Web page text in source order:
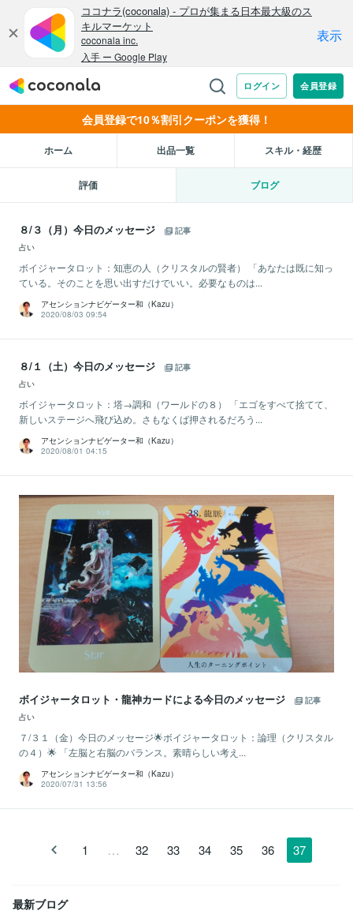
会員登録で10％割引クーポンを獲得！
ホーム 出品一覧 スキル・経歴
評価 ブログ
８/３（月）今日のメッセージ
記事
占い
ボイジャータロット：知恵の人（クリスタルの賢者） 「あなたは既に知っ
ている。そのことを思い出すだけでいい。必要なものは...
アセンションナビゲーター和（Kazu）
2020/08/03 09:54
８/１（土）今日のメッセージ
記事
占い
ボイジャータロット：塔→調和（ワールドの８） 「エゴをすべて捨てて、
新しいステージへ飛び込め。さもなくば押されるだろう...
アセンションナビゲーター和（Kazu）
2020/08/01 04:15
ボイジャータロット・龍神カードによる今日のメッセージ
記事
占い
７/３１（金）今日のメッセージ🌟ボイジャータロット：論理（クリスタル
の４）🌟 「左脳と右脳のバランス。素晴らしい考え...
アセンションナビゲーター和（Kazu）
2020/07/31 13:56
1 … 32 33 34 35 36 37
最新ブログ